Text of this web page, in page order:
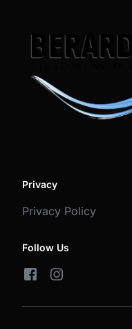
Privacy
Privacy Policy
Follow Us